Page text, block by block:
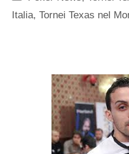
Italia, Tornei Texas nel